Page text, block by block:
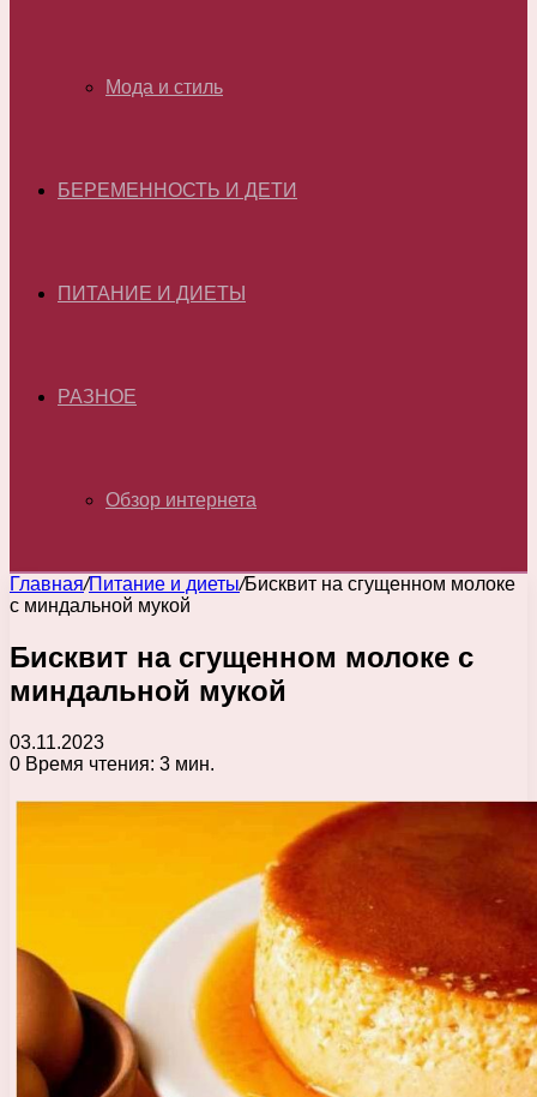
Мода и стиль
БЕРЕМЕННОСТЬ И ДЕТИ
ПИТАНИЕ И ДИЕТЫ
РАЗНОЕ
Обзор интернета
Главная/Питание и диеты/Бисквит на сгущенном молоке
с миндальной мукой
Бисквит на сгущенном молоке с
миндальной мукой
03.11.2023
0 Время чтения: 3 мин.